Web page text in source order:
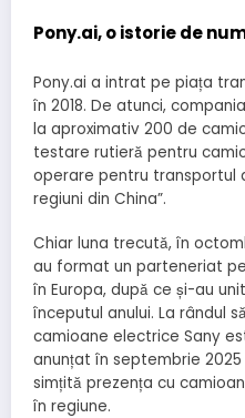
Pony.ai, o istorie de
Pony.ai a intrat pe piața
în 2018. De atunci,
la aproximativ 200 de
testare rutieră pentru
operare pentru transportul
regiuni din China”.
Chiar luna trecută, în
au format un parteneriat
în Europa, după ce și-au
începutul anului. La rândul
camioane electrice Sany
anunțat în septembrie
simțită prezența cu
în regiune.